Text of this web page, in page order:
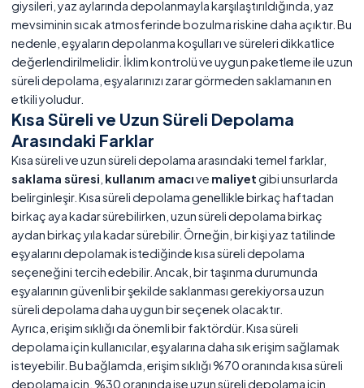
giysileri, yaz aylarında depolanmayla karşılaştırıldığında, yaz
mevsiminin sıcak atmosferinde bozulma riskine daha açıktır. Bu
nedenle, eşyaların depolanma koşulları ve süreleri dikkatlice
değerlendirilmelidir. İklim kontrolü ve uygun paketleme ile uzun
süreli depolama, eşyalarınızı zarar görmeden saklamanın en
etkili yoludur.
Kısa Süreli ve Uzun Süreli Depolama
Arasındaki Farklar
Kısa süreli ve uzun süreli depolama arasındaki temel farklar,
saklama süresi kullanım amacıve maliyetgibi unsurlarda
belirginleşir. Kısa süreli depolama genellikle birkaç haftadan
birkaç aya kadar sürebilirken, uzun süreli depolama birkaç
aydan birkaç yıla kadar sürebilir. Örneğin, bir kişi yaz tatilinde
eşyalarını depolamak istediğinde kısa süreli depolama
seçeneğini tercih edebilir. Ancak, bir taşınma durumunda
eşyalarının güvenli bir şekilde saklanması gerekiyorsa uzun
süreli depolama daha uygun bir seçenek olacaktır.
Ayrıca, erişim sıklığı da önemli bir faktördür. Kısa süreli
depolama için kullanıcılar, eşyalarına daha sık erişim sağlamak
isteyebilir. Bu bağlamda, erişim sıklığı %70 oranında kısa süreli
depolama için, %30 oranında ise uzun süreli depolama için